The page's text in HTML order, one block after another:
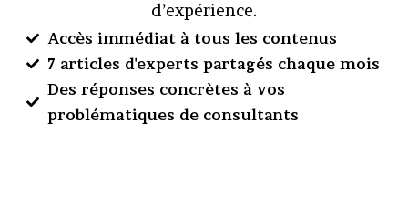
d’expérience.
Accès immédiat à tous les contenus
7 articles d'experts partagés chaque mois
Des réponses concrètes à vos
problématiques de consultants